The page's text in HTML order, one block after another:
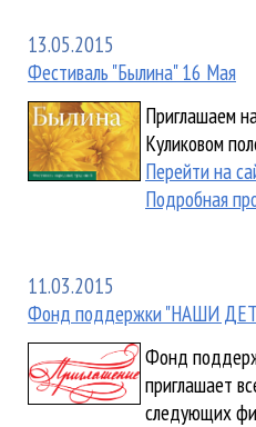
13.05.2015
Фестиваль "Былина" 16 Мая
Приглашаем
Куликовом
Перейти на
Подробная
11.03.2015
Фонд поддержки "НАШИ
Фонд
приглашает
следующих